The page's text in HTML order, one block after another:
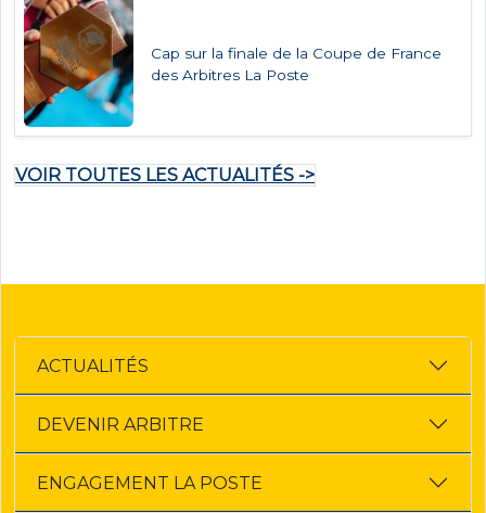
Cap sur la finale de la Coupe de France
des Arbitres La Poste
VOIR TOUTES LES ACTUALITÉS ->
ACTUALITÉS
DEVENIR ARBITRE
ENGAGEMENT LA POSTE